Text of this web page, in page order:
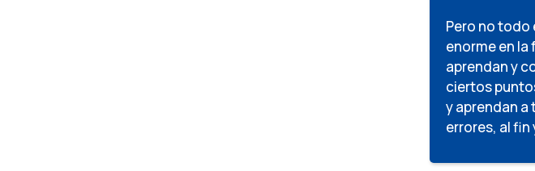
Pero no todo
enorme en
aprendan y
ciertos
y aprendan a
errores, al fin